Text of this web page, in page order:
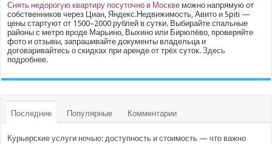
Снять недорогую квартиру посуточно в Москве можно напрямую от
собственников через Циан, Яндекс.Недвижимость, Авито и Spiti —
цены стартуют от 1500–2000 рублей в сутки. Выбирайте спальные
районы с метро вроде Марьино, Выхино или Бирюлёво, проверяйте
фото и отзывы, запрашивайте документы владельца и
договаривайтесь о скидках при аренде от трёх суток.Здесь
подробнее.
Последние Популярные Комментарии
Курьерские услуги ночью: доступность и стоимость — что важно